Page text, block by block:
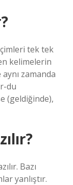
tek tek
kelimelerin
aynı zamanda
du
(geldiğinde),
Bazı
yanlıştır.